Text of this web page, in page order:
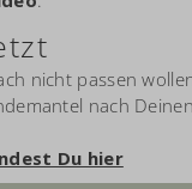
nicht passen
nach
Du hier